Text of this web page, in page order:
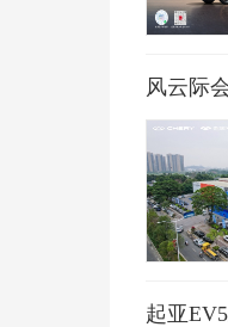
风云际
起亚